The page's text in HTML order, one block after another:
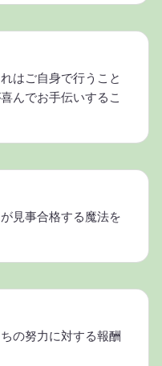
はご自身で行うこと
んでお手伝いするこ
見事合格する魔法を
の努力に対する報酬